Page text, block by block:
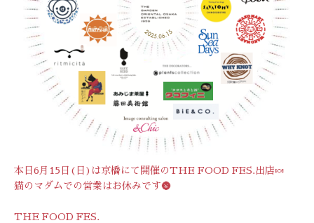
本日6月15日(日)は京橋にて開催のTHE FOOD FES.出店🍬
猫のマダムでの営業はお休みです🌚
THE FOOD FES.